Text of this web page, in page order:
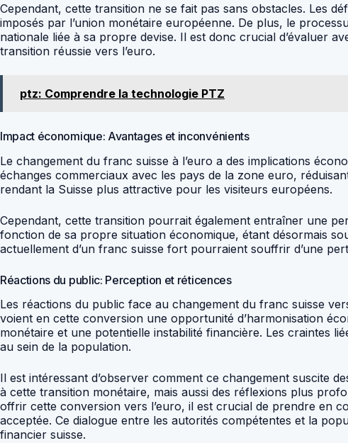
Cependant, cette transition ne se fait pas sans obstacles. Les
imposés par l’union monétaire européenne. De plus, le
nationale liée à sa propre devise. Il est donc crucial d’évaluer
transition réussie vers l’euro.
ptz: Comprendre la technologie PTZ
Impact économique: Avantages et inconvénients
Le changement du franc suisse à l’euro a des implications
échanges commerciaux avec les pays de la zone euro,
rendant la Suisse plus attractive pour les visiteurs européens.
Cependant, cette transition pourrait également entraîner une
fonction de sa propre situation économique, étant désormais
actuellement d’un franc suisse fort pourraient souffrir d’une
Réactions du public: Perception et réticences
Les réactions du public face au changement du franc suisse
voient en cette conversion une opportunité d’harmonisation
monétaire et une potentielle instabilité financière. Les craintes
au sein de la population.
Il est intéressant d’observer comment ce changement suscite
à cette transition monétaire, mais aussi des réflexions plus
offrir cette conversion vers l’euro, il est crucial de prendre en
acceptée. Ce dialogue entre les autorités compétentes et la
financier suisse.